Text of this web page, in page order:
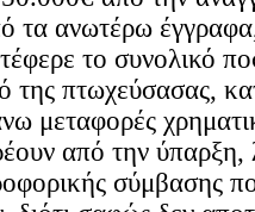
τα ανωτέρω
το συνολικό
της πτωχεύσασας,
μεταφορές
από την ύπαρξη,
σύμβασης